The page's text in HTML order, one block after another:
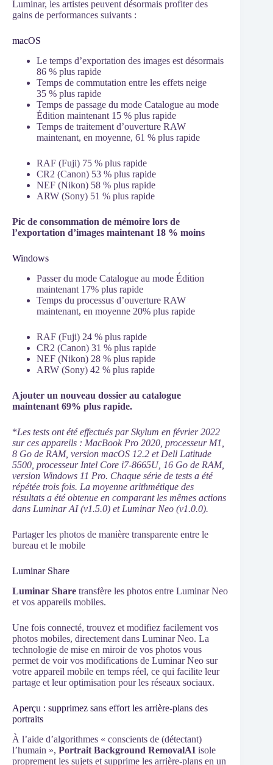
Luminar, les artistes peuvent désormais profiter des
gains de performances suivants :
macOS
Le temps d’exportation des images est désormais
86 % plus rapide
Temps de commutation entre les effets neige
35 % plus rapide
Temps de passage du mode Catalogue au mode
Édition maintenant 15 % plus rapide
Temps de traitement d’ouverture RAW
maintenant, en moyenne, 61 % plus rapide
RAF (Fuji) 75 % plus rapide
CR2 (Canon) 53 % plus rapide
NEF (Nikon) 58 % plus rapide
ARW (Sony) 51 % plus rapide
Pic de consommation de mémoire lors de
l’exportation d’images maintenant 18 % moins
Windows
Passer du mode Catalogue au mode Édition
maintenant 17% plus rapide
Temps du processus d’ouverture RAW
maintenant, en moyenne 20% plus rapide
RAF (Fuji) 24 % plus rapide
CR2 (Canon) 31 % plus rapide
NEF (Nikon) 28 % plus rapide
ARW (Sony) 42 % plus rapide
Ajouter un nouveau dossier au catalogue
maintenant 69% plus rapide.
*Les tests ont été effectués par Skylum en février 2022
sur ces appareils : MacBook Pro 2020, processeur M1,
8 Go de RAM, version macOS 12.2 et Dell Latitude
5500, processeur Intel Core i7-8665U, 16 Go de RAM,
version Windows 11 Pro. Chaque série de tests a été
répétée trois fois. La moyenne arithmétique des
résultats a été obtenue en comparant les mêmes actions
dans Luminar AI (v1.5.0) et Luminar Neo (v1.0.0).
Partager les photos de manière transparente entre le
bureau et le mobile
Luminar Share
Luminar Share transfère les photos entre Luminar Neo
et vos appareils mobiles.
Une fois connecté, trouvez et modifiez facilement vos
photos mobiles, directement dans Luminar Neo. La
technologie de mise en miroir de vos photos vous
permet de voir vos modifications de Luminar Neo sur
votre appareil mobile en temps réel, ce qui facilite leur
partage et leur optimisation pour les réseaux sociaux.
Aperçu : supprimez sans effort les arrière-plans des
portraits
À l’aide d’algorithmes « conscients de (détectant)
l’humain », Portrait Background RemovalAI isole
proprement les sujets et supprime les arrière-plans en un